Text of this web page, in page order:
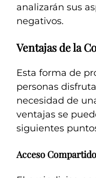
analizarán sus
negativos.
Ventajas de la
Esta forma de
personas
necesidad de
ventajas se
siguientes
Acceso